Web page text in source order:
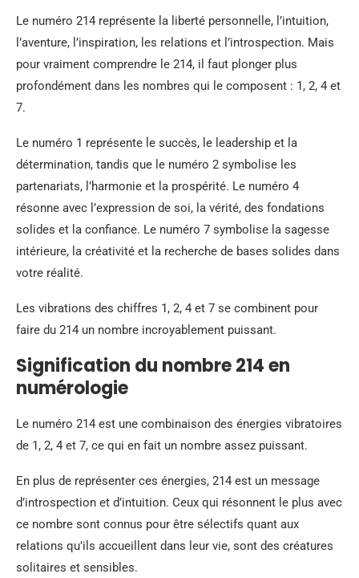
Le numéro 214 représente la liberté personnelle, l’intuition,
l’aventure, l’inspiration, les relations et l’introspection. Mais
pour vraiment comprendre le 214, il faut plonger plus
profondément dans les nombres qui le composent : 1, 2, 4 et
7.
Le numéro 1 représente le succès, le leadership et la
détermination, tandis que le numéro 2 symbolise les
partenariats, l’harmonie et la prospérité. Le numéro 4
résonne avec l’expression de soi, la vérité, des fondations
solides et la confiance. Le numéro 7 symbolise la sagesse
intérieure, la créativité et la recherche de bases solides dans
votre réalité.
Les vibrations des chiffres 1, 2, 4 et 7 se combinent pour
faire du 214 un nombre incroyablement puissant.
Signification du nombre 214 en
numérologie
Le numéro 214 est une combinaison des énergies vibratoires
de 1, 2, 4 et 7, ce qui en fait un nombre assez puissant.
En plus de représenter ces énergies, 214 est un message
d’introspection et d’intuition. Ceux qui résonnent le plus avec
ce nombre sont connus pour être sélectifs quant aux
relations qu’ils accueillent dans leur vie, sont des créatures
solitaires et sensibles.